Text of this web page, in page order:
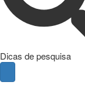
Dicas de pesquisa